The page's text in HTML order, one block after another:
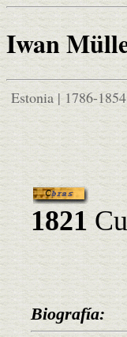
Iwan
Estonia | 1786-1854
1821
Biografía: